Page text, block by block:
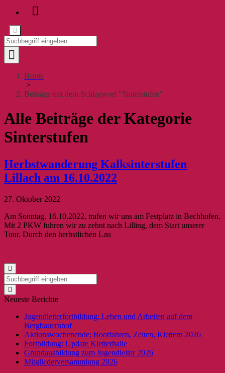
Home
>
Beiträge mit dem Schlagwort "Sinterstufen"
Alle Beiträge der Kategorie
Sinterstufen
Herbstwanderung Kalksinterstufen
Lillach am 16.10.2022
27. Oktober 2022
Am Sonntag, 16.10.2022, trafen wir uns am Festplatz in Bechhofen.
Mit 2 PKW fuhren wir zu zehnt nach Lilling, dem Start unserer
Tour. Durch den herbstlichen Lau
Neueste Berichte
Jugendleiterfortbildung: Leben und Arbeiten auf dem
Bergbauernhof
Aktionswochenende: Bootfahren, Zelten, Klettern 2026
Fortbildung: Update Kletterhalle
Grundausbildung zum Jugendleiter 2026
Mitgliederversammlung 2026